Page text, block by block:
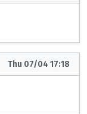
Thu 07/04 17:18